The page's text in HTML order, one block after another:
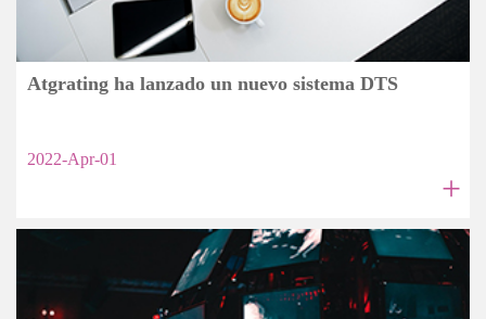
Atgrating ha lanzado un nuevo sistema DTS
2022-Apr-01
+